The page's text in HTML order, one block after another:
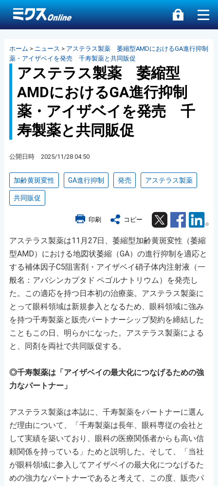
ホーム > ニュース > アステラス製薬 萎縮型AMDにおけるGA進行抑制
薬・アイザベイを発売 千寿製薬と共同販促
アステラス製薬 萎縮型
AMDにおけるGA進行抑制
薬・アイザベイを発売 千
寿製薬と共同販促
公開日時 2025/11/28 04:50
加齢黄斑変性 GA進行抑制 発売 アステラス製薬
共同販促
印刷 コピー Twitter Facebook
アステラス製薬は11月27日、萎縮型加齢黄斑変性（萎縮
型AMD）における地図状萎縮（GA）の進行抑制を適応と
する補体因子C5阻害剤・アイザベイ硝子体内注射液（一
般名：アバシンカプタド ペゴルナトリウム）を発売し
た。この適応を持つ日本初の治療薬。アステラス製薬に
とって眼科領域は新規参入となるため、眼科領域に強み
を持つ千寿製薬と販売パートナーシップ契約を締結した
こともこの日、明らかになった。アステラス製薬による
と、同剤を両社で共同販促する。
◎千寿製薬は「アイザベイの最大化につなげるための強
力なパートナー」
アステラス製薬は本誌に、千寿製薬をパートナーに選ん
だ理由について、「千寿製薬は長年、眼科専従の会社と
して実績を築いており、眼科の医療関係者からも高い信
頼関係を持っている」ためと説明した。そして、「当社
が眼科領域に参入してアイザベイの最大化につなげるた
めの強力なパートナーであると考えて、この度、販売パ